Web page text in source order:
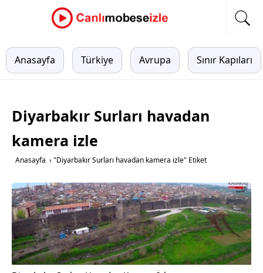
Anasayfa Türkiye Avrupa Sınır Kapıları
Diyarbakır Surları havadan
kamera izle
Anasayfa › "Diyarbakır Surları havadan kamera izle" Etiket